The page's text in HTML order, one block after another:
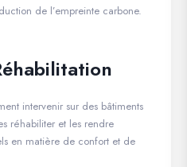
de l’empreinte carbone.
intervenir sur des bâtiments
réhabiliter et les rendre
en matière de confort et de